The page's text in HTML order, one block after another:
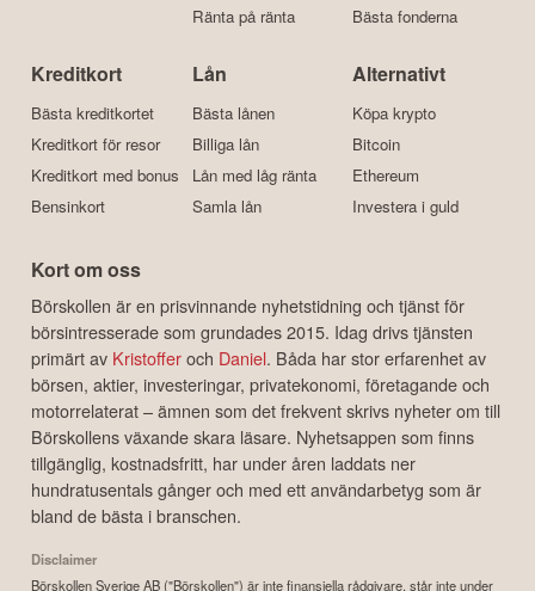
Ränta på ränta
Bästa fonderna
Kreditkort
Bästa kreditkortet
Kreditkort för resor
Kreditkort med bonus
Bensinkort
Lån
Bästa lånen
Billiga lån
Lån med låg ränta
Samla lån
Alternativt
Köpa krypto
Bitcoin
Ethereum
Investera i guld
Kort om oss
Börskollen är en prisvinnande nyhetstidning och tjänst för
börsintresserade som grundades 2015. Idag drivs tjänsten
primärt av Kristofferoch Daniel. Båda har stor erfarenhet av
börsen, aktier, investeringar, privatekonomi, företagande och
motorrelaterat – ämnen som det frekvent skrivs nyheter om till
Börskollens växande skara läsare. Nyhetsappen som finns
tillgänglig, kostnadsfritt, har under åren laddats ner
hundratusentals gånger och med ett användarbetyg som är
bland de bästa i branschen.
Disclaimer
Börskollen Sverige AB ("Börskollen") är inte finansiella rådgivare, står inte under